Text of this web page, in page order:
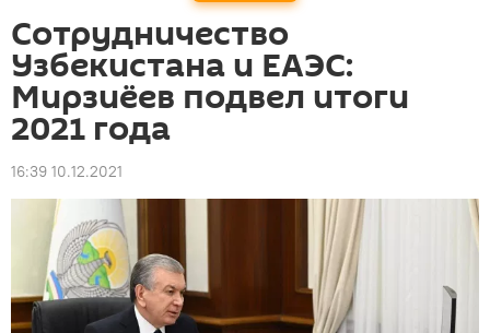
Сотрудничество
Узбекистана и ЕАЭС:
Мирзиёев подвел итоги
2021 года
16:39 10.12.2021